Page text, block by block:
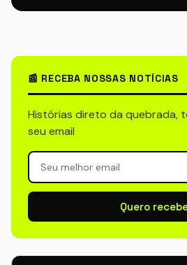
📰 RECEBA NOSSAS NOTÍCIAS
Histórias direto da quebrada,
seu email
Quero